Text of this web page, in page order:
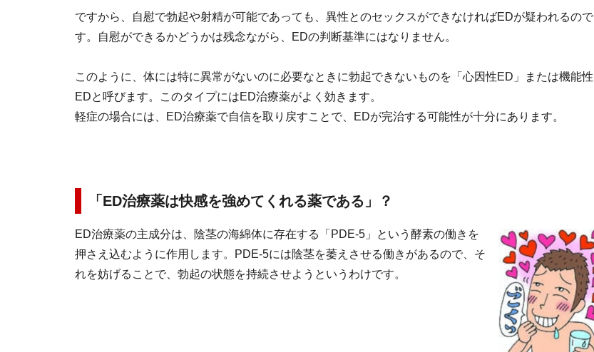
ですから、自慰で勃起や射精が可能であっても、異性とのセックスができなければEDが疑われるので
す。自慰ができるかどうかは残念ながら、EDの判断基準にはなりません。
このように、体には特に異常がないのに必要なときに勃起できないものを「心因性ED」または機能性
EDと呼びます。このタイプにはED治療薬がよく効きます。
軽症の場合には、ED治療薬で自信を取り戻すことで、EDが完治する可能性が十分にあります。
「ED治療薬は快感を強めてくれる薬である」？
ED治療薬の主成分は、陰茎の海綿体に存在する「PDE-5」という酵素の働きを
押さえ込むように作用します。PDE-5には陰茎を萎えさせる働きがあるので、そ
れを妨げることで、勃起の状態を持続させようというわけです。